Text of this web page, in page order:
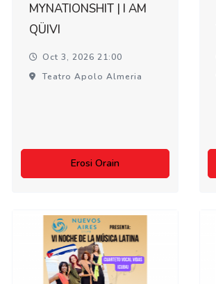
MYNATIONSHIT | I AM
QÜIVI
Oct 3, 2026 21:00
Teatro Apolo Almeria
Erosi Orain